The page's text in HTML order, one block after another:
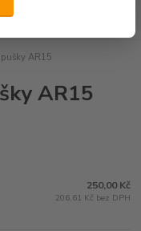
AR15
AR15
250,00 Kč
206,61 Kč bez DPH